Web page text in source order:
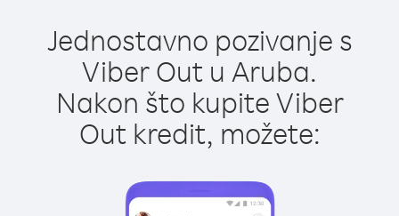
Jednostavno pozivanje s
Viber Out u Aruba.
Nakon što kupite Viber
Out kredit, možete: